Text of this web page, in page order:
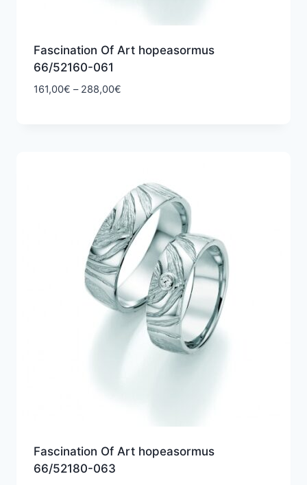
Fascination Of Art hopeasormus
66/52160-061
161,00€ – 288,00€Hintaluokka:
Fascination Of Art hopeasormus
66/52180-063